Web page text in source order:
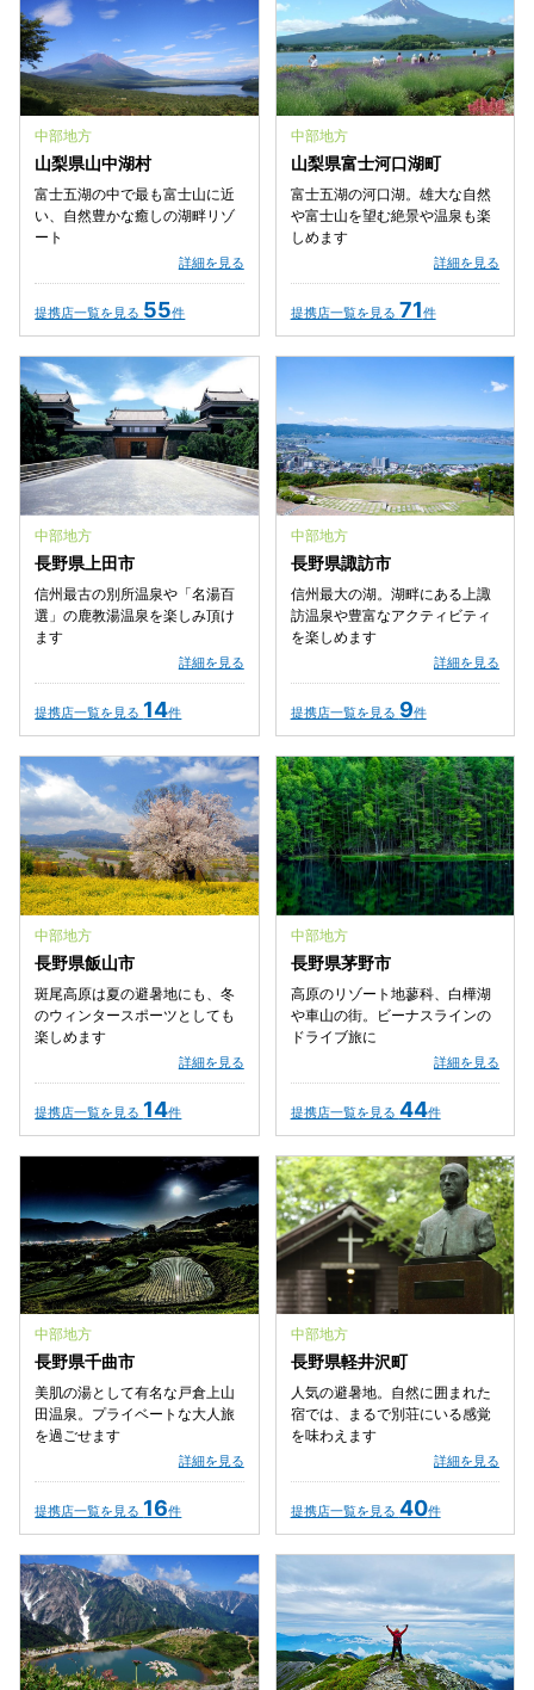
中部地方
山梨県山中湖村
富士五湖の中で最も富士山に近
い、自然豊かな癒しの湖畔リゾ
ート
詳細を見る
提携店一覧を見る 55件
中部地方
山梨県富士河口湖町
富士五湖の河口湖。雄大な自然
や富士山を望む絶景や温泉も楽
しめます
詳細を見る
提携店一覧を見る 71件
中部地方
長野県上田市
信州最古の別所温泉や「名湯百
選」の鹿教湯温泉を楽しみ頂け
ます
詳細を見る
提携店一覧を見る 14件
中部地方
長野県諏訪市
信州最大の湖。湖畔にある上諏
訪温泉や豊富なアクティビティ
を楽しめます
詳細を見る
提携店一覧を見る 9件
中部地方
長野県飯山市
斑尾高原は夏の避暑地にも、冬
のウィンタースポーツとしても
楽しめます
詳細を見る
提携店一覧を見る 14件
中部地方
長野県茅野市
高原のリゾート地蓼科、白樺湖
や車山の街。ビーナスラインの
ドライブ旅に
詳細を見る
提携店一覧を見る 44件
中部地方
長野県千曲市
美肌の湯として有名な戸倉上山
田温泉。プライベートな大人旅
を過ごせます
詳細を見る
提携店一覧を見る 16件
中部地方
長野県軽井沢町
人気の避暑地。自然に囲まれた
宿では、まるで別荘にいる感覚
を味わえます
詳細を見る
提携店一覧を見る 40件